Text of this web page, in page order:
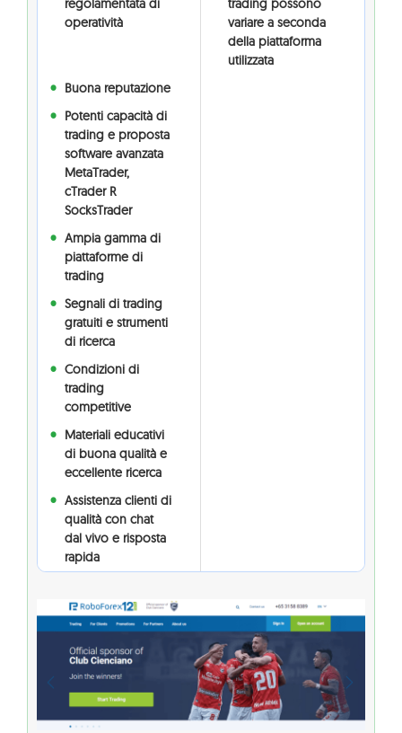
regolamentata di
operatività
trading possono
variare a seconda
della piattaforma
utilizzata
Buona reputazione
Potenti capacità di
trading e proposta
software avanzata
MetaTrader,
cTrader R
SocksTrader
Ampia gamma di
piattaforme di
trading
Segnali di trading
gratuiti e strumenti
di ricerca
Condizioni di
trading
competitive
Materiali educativi
di buona qualità e
eccellente ricerca
Assistenza clienti di
qualità con chat
dal vivo e risposta
rapida